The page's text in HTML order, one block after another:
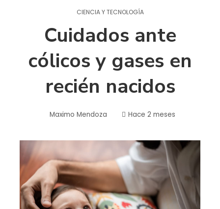
CIENCIA Y TECNOLOGÍA
Cuidados ante
cólicos y gases en
recién nacidos
Maximo Mendoza Hace 2 meses